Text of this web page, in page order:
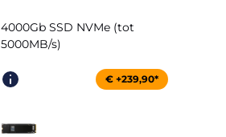
4000Gb SSD NVMe (tot
5000MB/s)
€ +239,90*